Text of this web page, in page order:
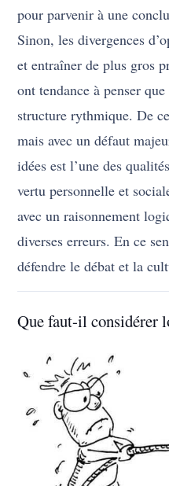
pour parvenir à une
Sinon, les divergences
et entraîner de plus gros
ont tendance à penser
structure rythmique. De
mais avec un défaut
idées est l’une des
vertu personnelle et
avec un raisonnement
diverses erreurs. En ce
défendre le débat et la
Que faut-il considérer